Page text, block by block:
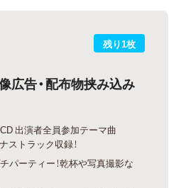
残り1枚
広告・配布物挟み込み
出演者全員参加テーマ曲
ストラック収録！
パーティー！乾杯や写真撮影な